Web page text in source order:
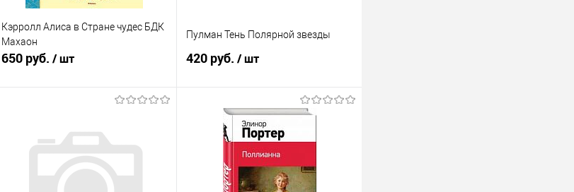
Кэрролл Алиса в Стране чудес БДК
Махаон
650 руб. / шт
Купить в 1 клик
К сравнению
В избранное
В наличии
Пулман Тень Полярной звезды
420 руб. / шт
В корзину
Купить в 1 клик
К сравнению
В избранное
В наличии